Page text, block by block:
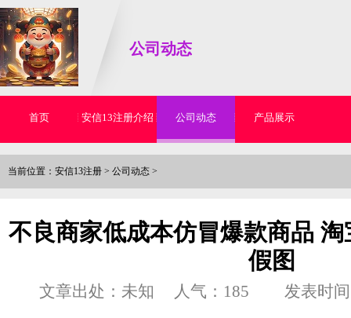
公司动态
首页 安信13注册介绍 公司动态 产品展示
当前位置： 安信13注册 > 公司动态 >
不良商家低成本仿冒爆款商品
假图
文章出处：未知 人气： 185 发表时